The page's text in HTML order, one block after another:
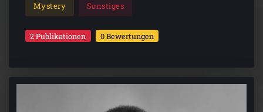
Mystery Sonstiges
2 Publikationen 0 Bewertungen